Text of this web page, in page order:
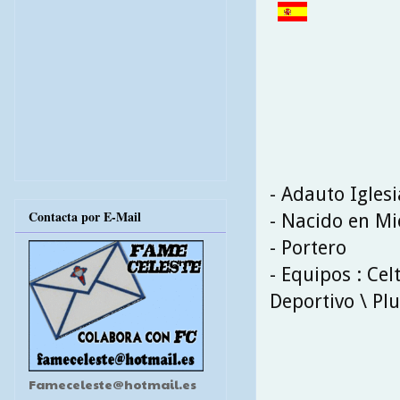
- Adauto
- Nacido en
- Portero
- Equipos :
Deportivo \
Contacta por E-Mail
Fameceleste@hotmail.es